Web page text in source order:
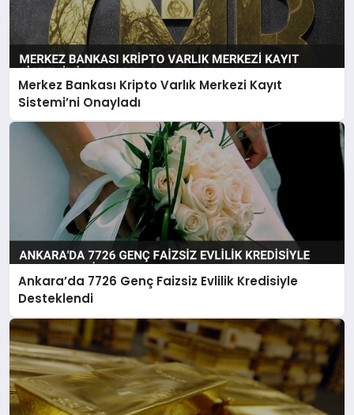
Merkez Bankası Kripto Varlık Merkezi Kayıt
Sistemi’ni Onayladı
Ankara’da 7726 Genç Faizsiz Evlilik Kredisiyle
Desteklendi